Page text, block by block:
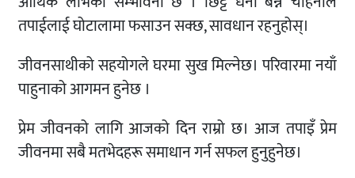
तपाईलाई घोटालामा फसाउन सक्छ, सावधान रहनुहोस्।
जीवनसाथीको सहयोगले घरमा सुख मिल्नेछ। परिवारमा नयाँ
पाहुनाको आगमन हुनेछ ।
प्रेम जीवनको लागि आजको दिन राम्रो छ। आज तपाइँ प्रेम
जीवनमा सबै मतभेदहरू समाधान गर्न सफल हुनुहुनेछ।